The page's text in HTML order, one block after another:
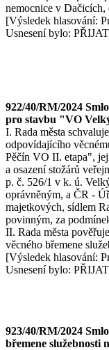
nemocnice v Dačicích,
[Výsledek hlasování:
Usnesení bylo:
922/40/RM/2024
pro stavbu "VO
I. Rada města
odpovídajícího
Pěčín VO II. etapa",
a osazení stožárů
p. č. 526/1 v k. ú.
oprávněným, a ČR -
majetkových, sídlem
povinným, za
II. Rada města
věcného břemene
[Výsledek hlasování:
Usnesení bylo:
923/40/RM/2024
břemene služebnosti